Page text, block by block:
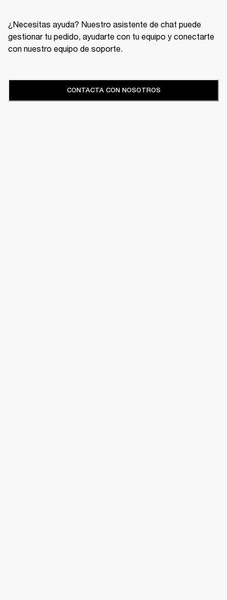
¿Necesitas ayuda? Nuestro asistente de chat puede
gestionar tu pedido, ayudarte con tu equipo y conectarte
con nuestro equipo de soporte.
CONTACTA CON NOSOTROS